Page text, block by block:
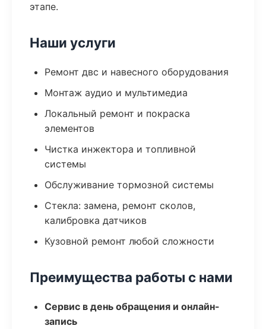
этапе.
Наши услуги
Ремонт двс и навесного оборудования
Монтаж аудио и мультимедиа
Локальный ремонт и покраска
элементов
Чистка инжектора и топливной
системы
Обслуживание тормозной системы
Стекла: замена, ремонт сколов,
калибровка датчиков
Кузовной ремонт любой сложности
Преимущества работы с нами
Сервис в день обращения и онлайн-
запись